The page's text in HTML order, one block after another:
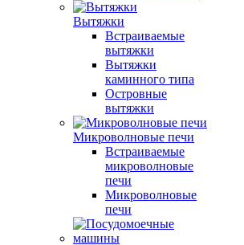
Вытяжки
Встраиваемые
вытяжки
Вытяжки
каминного типа
Островные
вытяжки
Микроволновые печи
Встраиваемые
микроволновые
печи
Микроволновые
печи